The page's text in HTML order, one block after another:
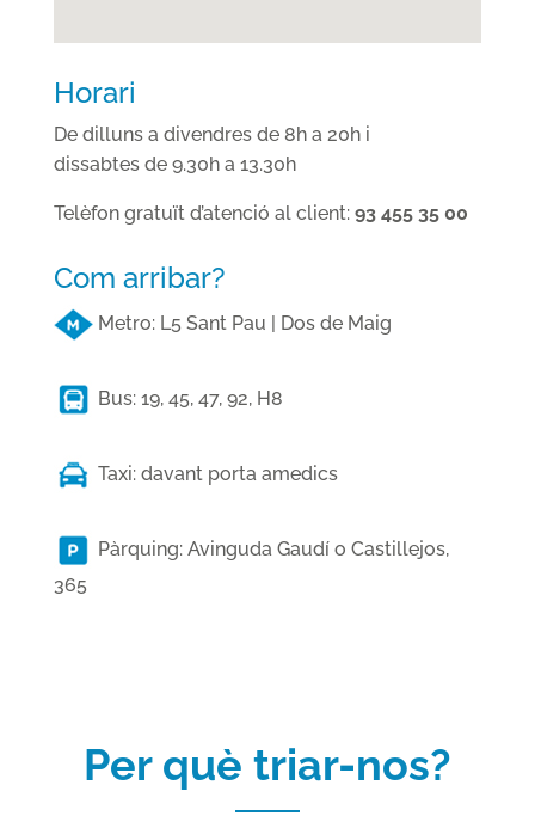
Horari
De dilluns a divendres de 8h a 20h i
dissabtes de 9.30h a 13.30h
Telèfon gratuït d’atenció al client: 93 455 35 00
Com arribar?
Metro: L5 Sant Pau | Dos de Maig
Bus: 19, 45, 47, 92, H8
Taxi: davant porta amedics
Pàrquing: Avinguda Gaudí o Castillejos,
365
Per què triar-nos?